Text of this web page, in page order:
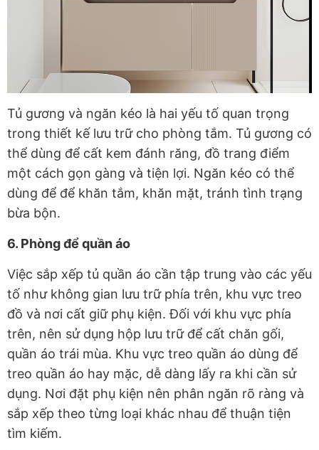
Tủ gương và ngăn kéo là hai yếu tố quan trọng
trong thiết kế lưu trữ cho phòng tắm. Tủ gương có
thể dùng để cất kem đánh răng, đồ trang điểm
một cách gọn gàng và tiện lợi. Ngăn kéo có thể
dùng để để khăn tắm, khăn mặt, tránh tình trạng
bừa bộn.
6. Phòng để quần áo
Việc sắp xếp tủ quần áo cần tập trung vào các yếu
tố như không gian lưu trữ phía trên, khu vực treo
đồ và nơi cất giữ phụ kiện. Đối với khu vực phía
trên, nên sử dụng hộp lưu trữ để cất chăn gối,
quần áo trái mùa. Khu vực treo quần áo dùng để
treo quần áo hay mặc, dễ dàng lấy ra khi cần sử
dụng. Nơi đặt phụ kiện nên phân ngăn rõ ràng và
sắp xếp theo từng loại khác nhau để thuận tiện
tìm kiếm.